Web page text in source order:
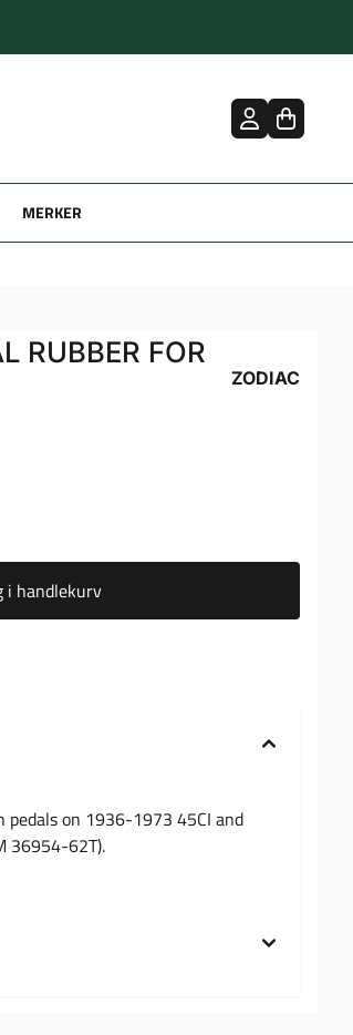
MERKER
RUBBER FOR
ZODIAC
i handlekurv
on 1936-1973 45CI and
36954-62T).